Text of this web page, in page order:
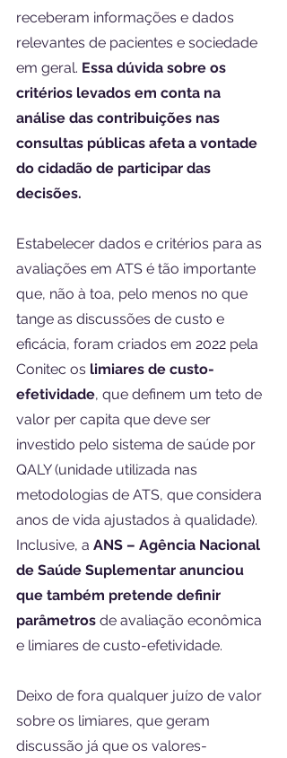
receberam informações e dados
relevantes de pacientes e sociedade
em geral. Essa dúvida sobre os
critérios levados em conta na
análise das contribuições nas
consultas públicas afeta a vontade
do cidadão de participar das
decisões.
Estabelecer dados e critérios para as
avaliações em ATS é tão importante
que, não à toa, pelo menos no que
tange as discussões de custo e
eficácia, foram criados em 2022 pela
Conitec os limiares de custo-
efetividade, que definem um teto de
valor per capita que deve ser
investido pelo sistema de saúde por
QALY (unidade utilizada nas
metodologias de ATS, que considera
anos de vida ajustados à qualidade).
Inclusive, a ANS – Agência Nacional
de Saúde Suplementar anunciou
que também pretende definir
parâmetros de avaliação econômica
e limiares de custo-efetividade.
Deixo de fora qualquer juízo de valor
sobre os limiares, que geram
discussão já que os valores-